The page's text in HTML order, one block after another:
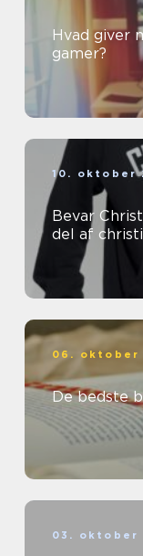
Hvad giver
gamer?
10. oktober
Bevar
del af
06. oktober
De bedste
03. oktober